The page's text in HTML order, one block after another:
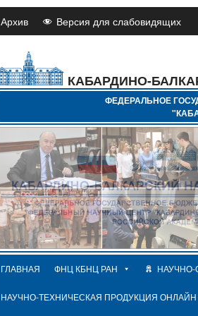
Архив Версия для слабовидящих
КАБАРДИНО-
ФЕДЕРАЛЬНОЕ
ГЛАВНАЯ ФНЦ КБНЦ РАН
НАУЧНО-ТЕХНИЧЕСКАЯ ПРОДУКЦИЯ ОНЛАЙН